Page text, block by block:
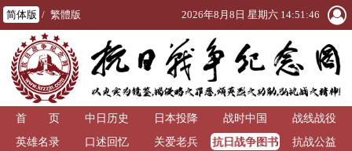
简体版 / 繁體版 2026年8月8日 星期六 14:51:47
首 页 中日历史 日本投降 战时中国
战线战役
英雄名录
口述回忆 关爱老兵
抗日战争图书
抗战公益